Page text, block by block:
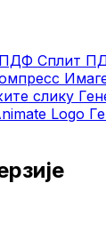
ПДФ Сплит
слику
Logo